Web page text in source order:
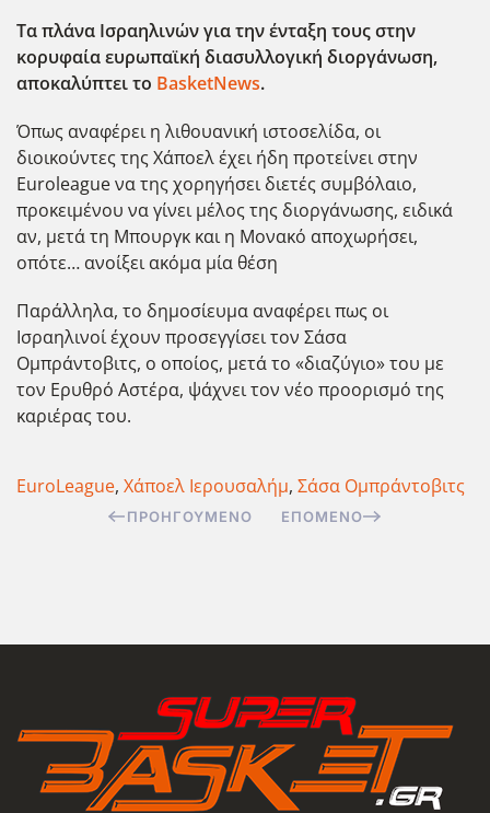
Τα πλάνα Ισραηλινών για την ένταξη τους στην
κορυφαία ευρωπαϊκή διασυλλογική διοργάνωση,
αποκαλύπτει το BasketNews.
Όπως αναφέρει η λιθουανική ιστοσελίδα, οι
διοικούντες της Χάποελ έχει ήδη προτείνει στην
Euroleague να της χορηγήσει διετές συμβόλαιο,
προκειμένου να γίνει μέλος της διοργάνωσης, ειδικά
αν, μετά τη Μπουργκ και η Μονακό αποχωρήσει,
οπότε… ανοίξει ακόμα μία θέση
Παράλληλα, το δημοσίευμα αναφέρει πως οι
Ισραηλινοί έχουν προσεγγίσει τον Σάσα
Ομπράντοβιτς, ο οποίος, μετά το «διαζύγιο» του με
τον Ερυθρό Αστέρα, ψάχνει τον νέο προορισμό της
καριέρας του.
EuroLeague, Χάποελ Ιερουσαλήμ, Σάσα Ομπράντοβιτς
ΠΡΟΗΓΟΎΜΕΝΟ ΕΠΌΜΕΝΟ